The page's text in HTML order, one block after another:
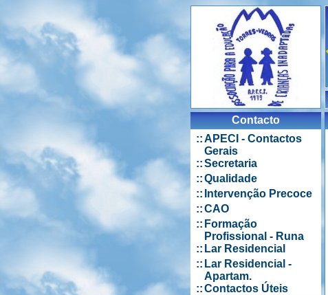
Contacto
::APECI - Contactos
Gerais
::Secretaria
::Qualidade
:: Intervenção Precoce
::CAO
:: Formação
Profissional - Runa
:: Lar Residencial
:: Lar Residencial -
Apartam.
::Contactos Úteis